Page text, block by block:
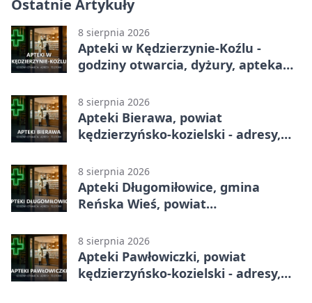
Ostatnie Artykuły
8 sierpnia 2026
Apteki w Kędzierzynie-Koźlu -
godziny otwarcia, dyżury, apteka
8 sierpnia 2026
Apteki Bierawa, powiat
kędzierzyńsko-kozielski - adresy,
8 sierpnia 2026
Apteki Długomiłowice, gmina
Reńska Wieś, powiat
telefony, godziny otwarcia
8 sierpnia 2026
Apteki Pawłowiczki, powiat
kędzierzyńsko-kozielski - adresy,